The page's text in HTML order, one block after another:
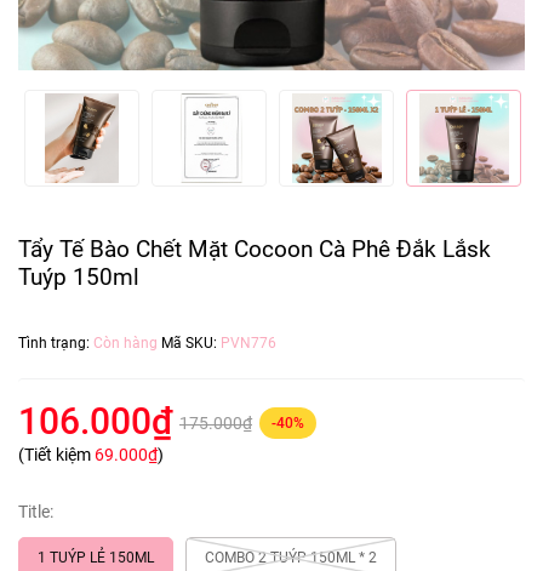
Tẩy Tế Bào Chết Mặt Cocoon Cà Phê Đắk Lắsk
Tuýp 150ml
Tình trạng: Còn hàng Mã SKU: PVN776
106.000₫ 175.000₫ -40%
(Tiết kiệm 69.000₫)
Title:
1 TUÝP LẺ 150ML COMBO 2 TUÝP 150ML * 2